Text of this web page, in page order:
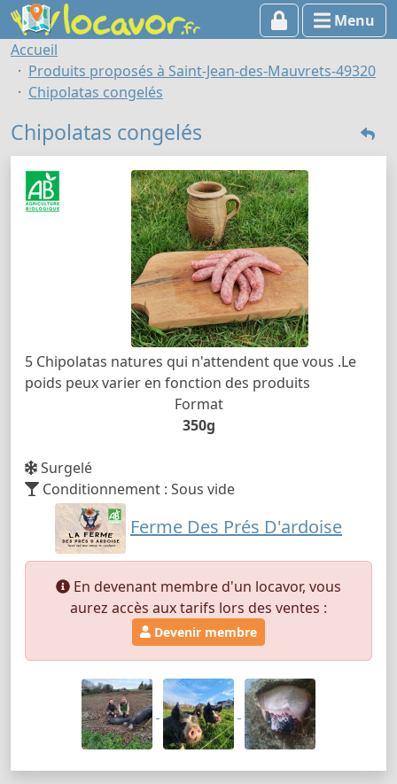
Menu
Accueil
Produits proposés à Saint-Jean-des-Mauvrets-49320
Chipolatas congelés
Chipolatas congelés
5 Chipolatas natures qui n'attendent que vous .Le
poids peux varier en fonction des produits
Format
350g
Surgelé
Conditionnement : Sous vide
Ferme Des Prés D'ardoise
En devenant membre d'un locavor, vous
aurez accès aux tarifs lors des ventes :
Devenir membre